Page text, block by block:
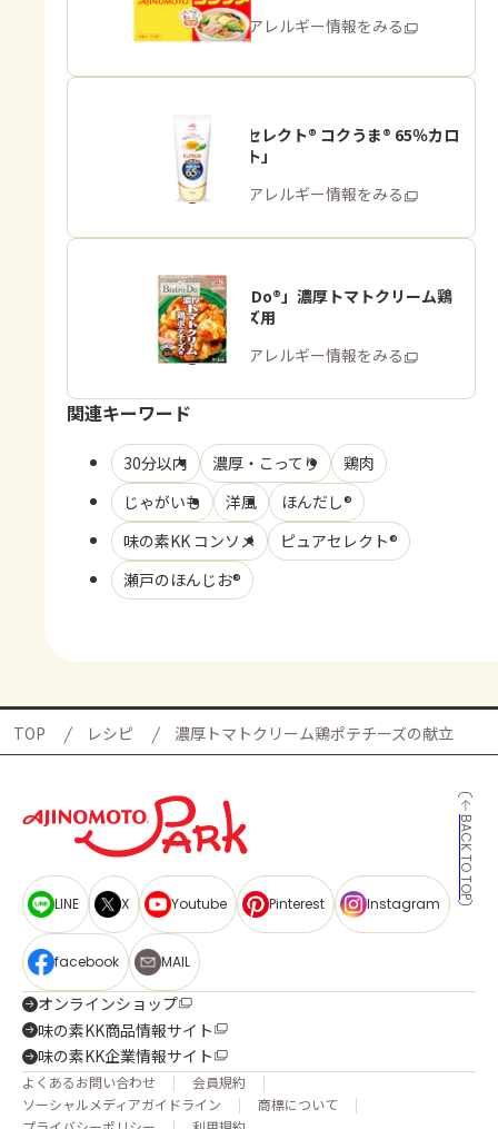
商品・アレルギー情報をみる
「ピュアセレクト® コクうま® 65％カロ
リーカット」
商品・アレルギー情報をみる
「Bistro Do®」濃厚トマトクリーム鶏
ポテチーズ用
商品・アレルギー情報をみる
関連キーワード
30分以内 濃厚・こってり
鶏肉
じゃがいも
洋風
ほんだし®
味の素KK コンソメ
ピュアセレクト®
瀬戸のほんじお®
TOP レシピ 濃厚トマトクリーム鶏ポテチーズの献立
BACK TO TOP
LINE X Youtube Pinterest Instagram
facebook MAIL
オンラインショップ
味の素KK商品情報サイト
味の素KK企業情報サイト
よくあるお問い合わせ
会員規約
ソーシャルメディアガイドライン
商標について